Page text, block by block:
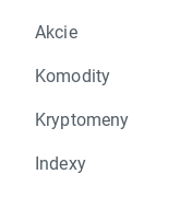
Akcie
Komodity
Kryptomeny
Indexy